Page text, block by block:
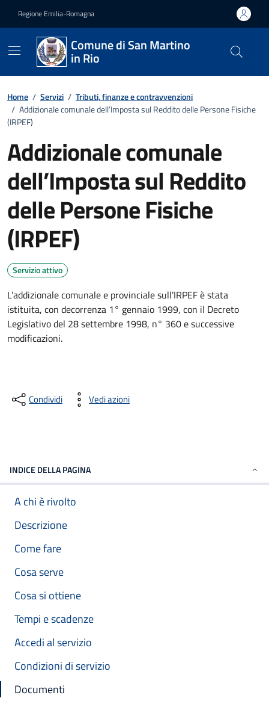
Regione Emilia-Romagna
Comune di San Martino
in Rio
Home / Servizi / Tributi, finanze e contravvenzioni
/ Addizionale comunale dell’Imposta sul Reddito delle Persone Fisiche
(IRPEF)
Addizionale comunale
dell’Imposta sul Reddito
delle Persone Fisiche
(IRPEF)
Servizio attivo
L’addizionale comunale e provinciale sull’IRPEF è stata
istituita, con decorrenza 1° gennaio 1999, con il Decreto
Legislativo del 28 settembre 1998, n° 360 e successive
modificazioni.
Condividi Vedi azioni
INDICE DELLA PAGINA
A chi è rivolto
Descrizione
Come fare
Cosa serve
Cosa si ottiene
Tempi e scadenze
Accedi al servizio
Condizioni di servizio
Documenti